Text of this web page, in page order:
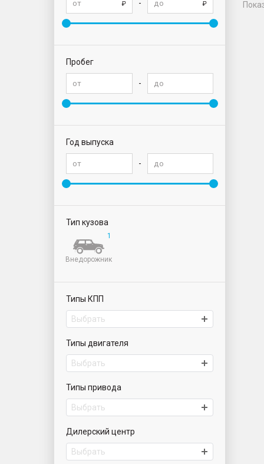
-
Пробег
-
Год выпуска
-
Тип кузова
1
Внедорожник
Типы КПП
Выбрать
Типы двигателя
Выбрать
Типы привода
Выбрать
Дилерский центр
Выбрать